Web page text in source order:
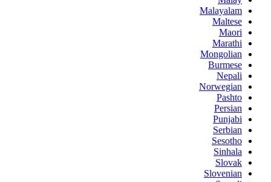
Malayalam
Maltese
Maori
Marathi
Mongolian
Burmese
Nepali
Norwegian
Pashto
Persian
Punjabi
Serbian
Sesotho
Sinhala
Slovak
Slovenian